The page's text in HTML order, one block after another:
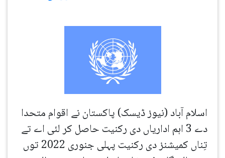
اسلام آباد (نیوز ڈیسک) پاکستان نے اقوام متحدا
دے 3 اہم اداریاں دی رکنیت حاصل کر لئی اے تے
تِناں کمیشنز دی رکنیت پہلی جنوری 2022 توں